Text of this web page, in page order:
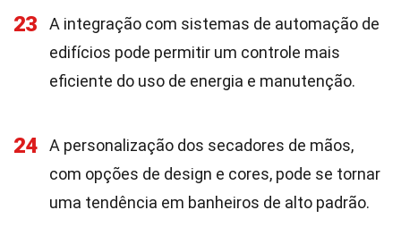
23
A integração com sistemas de automação de
edifícios pode permitir um controle mais
eficiente do uso de energia e manutenção.
24
A personalização dos secadores de mãos,
com opções de design e cores, pode se tornar
uma tendência em banheiros de alto padrão.